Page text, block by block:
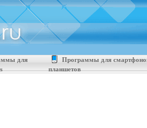
для
Программы для
планшетов